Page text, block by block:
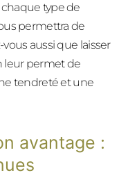
type de
permettra de
aussi que laisser
leur permet de
tendreté et une
avantage :